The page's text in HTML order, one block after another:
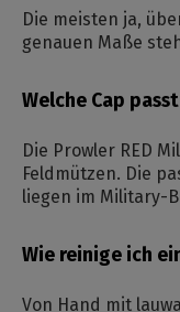
Die meisten ja,
genauen Maße
Welche Cap
Die Prowler RED
Feldmützen. Die
liegen im Military-
Wie reinige ich
Von Hand mit